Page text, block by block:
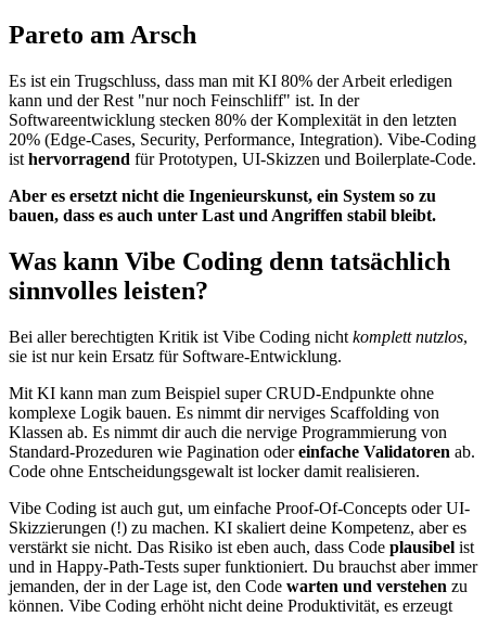
Pareto am Arsch
Es ist ein Trugschluss, dass man mit KI 80% der Arbeit erledigen
kann und der Rest "nur noch Feinschliff" ist. In der
Softwareentwicklung stecken 80% der Komplexität in den letzten
20% (Edge-Cases, Security, Performance, Integration). Vibe-Coding
ist hervorragend für Prototypen, UI-Skizzen und Boilerplate-Code.
Aber es ersetzt nicht die Ingenieurskunst, ein System so zu
bauen, dass es auch unter Last und Angriffen stabil bleibt.
Was kann Vibe Coding denn tatsächlich
sinnvolles leisten?
Bei aller berechtigten Kritik ist Vibe Coding nicht komplett nutzlos,
sie ist nur kein Ersatz für Software-Entwicklung.
Mit KI kann man zum Beispiel super CRUD-Endpunkte ohne
komplexe Logik bauen. Es nimmt dir nerviges Scaffolding von
Klassen ab. Es nimmt dir auch die nervige Programmierung von
Standard-Prozeduren wie Pagination odereinfache Validatoren ab.
Code ohne Entscheidungsgewalt ist locker damit realisieren.
Vibe Coding ist auch gut, um einfache Proof-Of-Concepts oder UI-
Skizzierungen (!) zu machen. KI skaliert deine Kompetenz, aber es
verstärkt sie nicht. Das Risiko ist eben auch, dass Code plausibel ist
und in Happy-Path-Tests super funktioniert. Du brauchst aber immer
jemanden, der in der Lage ist, den Code warten und verstehen zu
können. Vibe Coding erhöht nicht deine Produktivität, es erzeugt